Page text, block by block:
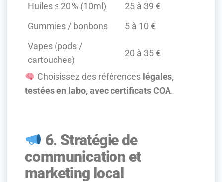
Huiles ≤ 20 % (10ml)
25 à 39 €
Gummies / bonbons
5 à 10 €
Vapes (pods /
cartouches)
20 à 35 €
Choisissez des références légales,
testées en labo, avec certificats COA.
6. Stratégie de
communication et
marketing local